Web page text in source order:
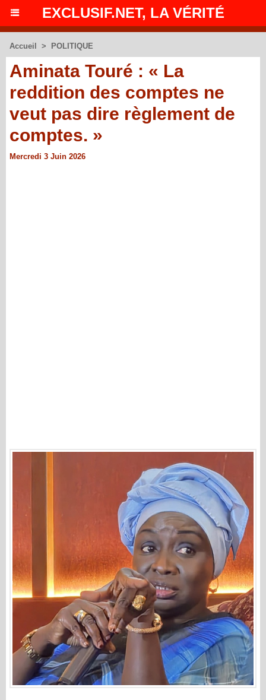
EXCLUSIF.NET, LA VÉRITÉ
Accueil > POLITIQUE
Aminata Touré : « La
reddition des comptes ne
veut pas dire règlement de
comptes. »
Mercredi 3 Juin 2026